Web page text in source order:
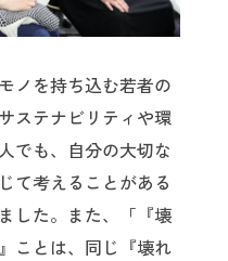
ノを持ち込む若者の
ステナビリティや環
でも、自分の大切な
て考えることがある
した。また、「『壊
ことは、同じ『壊れ